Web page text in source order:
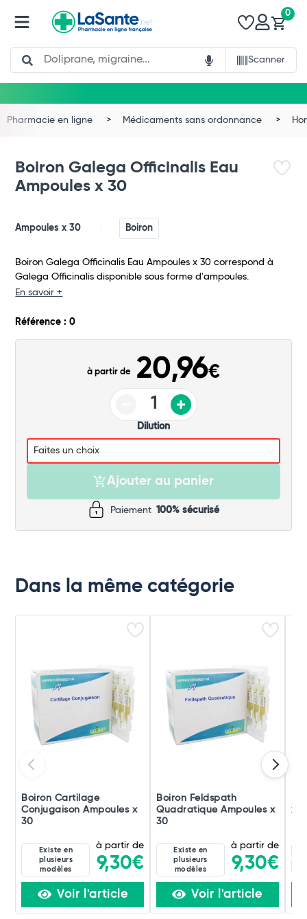
Search
Scanner
0
Total
Pharmacie en ligne Médicaments sans ordonnance
Boiron Galega Officinalis Eau
Ampoules x 30
Ampoules x 30 Boiron
Boiron Galega Officinalis Eau Ampoules x 30 correspond à
Galega Officinalis disponible sous forme d'ampoules.
En savoir +
Référence : 0
à partir de 20,96€
Dilution
Ajouter au panier
Paiement 100% sécurisé
Dans la même catégorie
Boiron Cartilage
Conjugaison Ampoules x
30
Existe en
plusieurs
modèles
à partir de
9,30€
Voir l'article
Boiron Feldspath
Quadratique Ampoules x
30
Existe en
plusieurs
modèles
à partir de
9,30€
Voir l'article
x